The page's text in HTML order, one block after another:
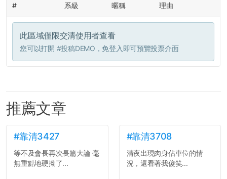
# 系級 暱稱 理由
此區域僅限交清使用者查看
您可以打開 #投稿DEMO ，免登入即可預覽投票介面
推薦文章
#靠清3427
等不及會長再次長篇大論 毫
無重點地硬拗了...
#靠清3708
清夜出現肉身佔車位的情
況，還看著我傻笑...